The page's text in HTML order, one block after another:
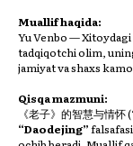
Muallif haqida:
Yu Venbo —
tadqiqotchi olim,
jamiyat va shaxs
Qisqa mazmuni:
《老子》的智慧与情
“Daodejing”